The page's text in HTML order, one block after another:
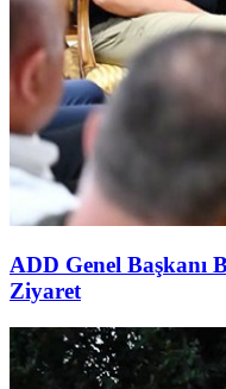
ADD Genel Başkanı
Ziyaret